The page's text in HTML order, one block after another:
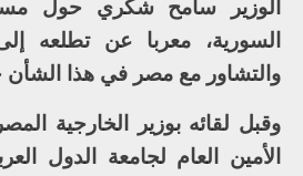
الوزير سامح شكري حول
السورية، معربا عن تطلعه
والتشاور مع مصر في هذا الشأن
وقبل لقائه بوزير الخارجية
الأمين العام لجامعة الدول